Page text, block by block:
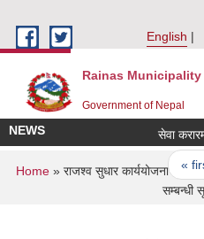
English
Rainas Municipality
Government of Nepal
NEWS सेवा
« first
You are here
Home » राजश्व सुधार कार्ययोजना तयार
सम्बन्धी